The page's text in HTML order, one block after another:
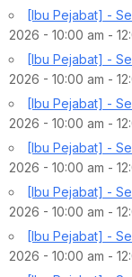
[Ibu Pejabat] -
2026 - 10:00 am -
[Ibu Pejabat] -
2026 - 10:00 am -
[Ibu Pejabat] -
2026 - 10:00 am -
[Ibu Pejabat] -
2026 - 10:00 am -
[Ibu Pejabat] -
2026 - 10:00 am -
[Ibu Pejabat] -
2026 - 10:00 am -